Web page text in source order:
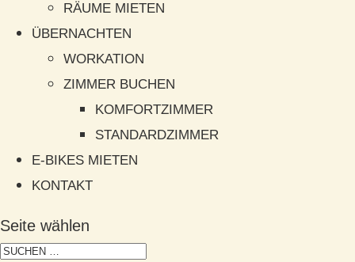
RÄUME MIETEN
ÜBERNACHTEN
WORKATION
ZIMMER BUCHEN
KOMFORTZIMMER
STANDARDZIMMER
E-BIKES MIETEN
KONTAKT
Seite wählen